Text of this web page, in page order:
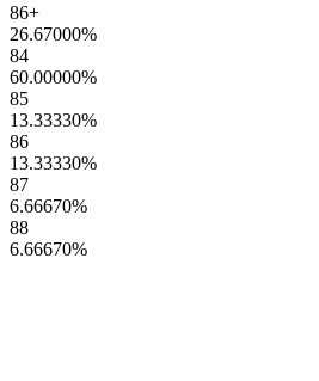
86+
26.67000%
84
60.00000%
85
13.33330%
86
13.33330%
87
6.66670%
88
6.66670%